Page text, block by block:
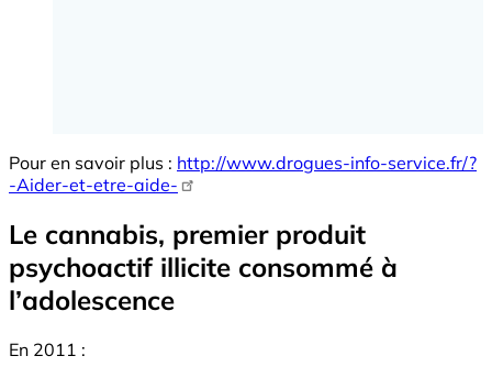
Pour en savoir plus : http://www.drogues-info-service.fr/?
-Aider-et-etre-aide-
Le cannabis, premier produit
psychoactif illicite consommé à
l’adolescence
En 2011 :